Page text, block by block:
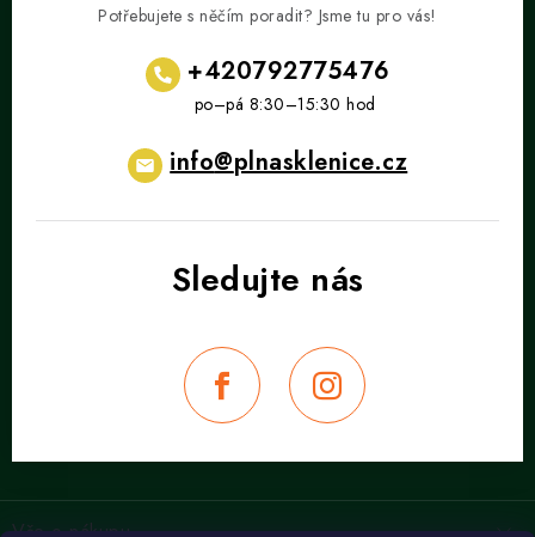
Potřebujete s něčím poradit? Jsme tu pro vás!
info@plnasklenice.cz
+420792775476
Z
á
Vše o nákupu